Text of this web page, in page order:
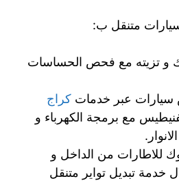
متنقل ب:
و تزيته مع فحص الحساسات
عبر خدمات كراج
مع برمجة الكهرباء و
للاطارات من الداخل و
خدمة تبديل تواير متنقل